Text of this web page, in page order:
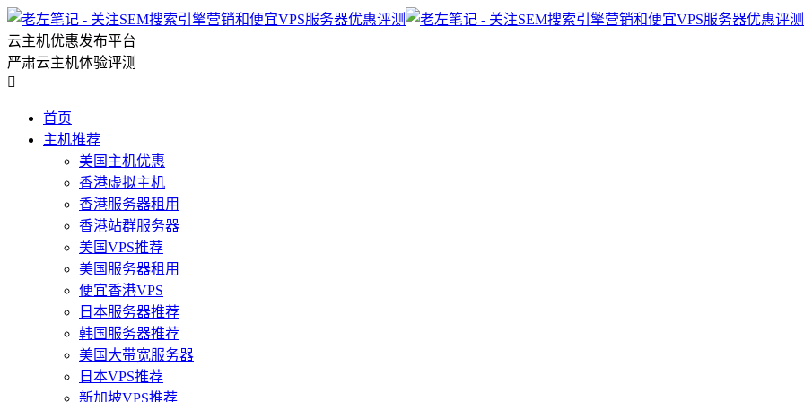
云主机优惠发布平台
严肃云主机体验评测

首页
主机推荐
美国主机优惠
香港虚拟主机
香港服务器租用
香港站群服务器
美国VPS推荐
美国服务器租用
便宜香港VPS
日本服务器推荐
韩国服务器推荐
美国大带宽服务器
日本VPS推荐
新加坡VPS推荐